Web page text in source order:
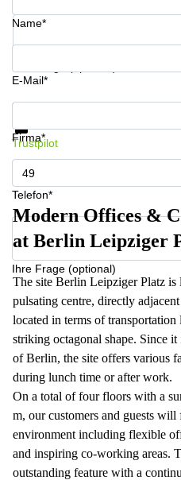
Meetingraum
Köln
Erhard-
Straße 18
Hamburg
Name*
E-Mail*
Firma*
Telefon*
Ihre Frage (optional)
Infos & Preise jetzt erhalten
Trustpilot
Modern Offices &
at Berlin Leipziger
The site Berlin Leipziger Platz is
pulsating centre, directly
located in terms of
striking octagonal shape. Since
of Berlin, the site offers various
during lunch time or after work.
On a total of four floors with a
m, our customers and guests
environment including flexible
and inspiring co-working areas.
outstanding feature with a